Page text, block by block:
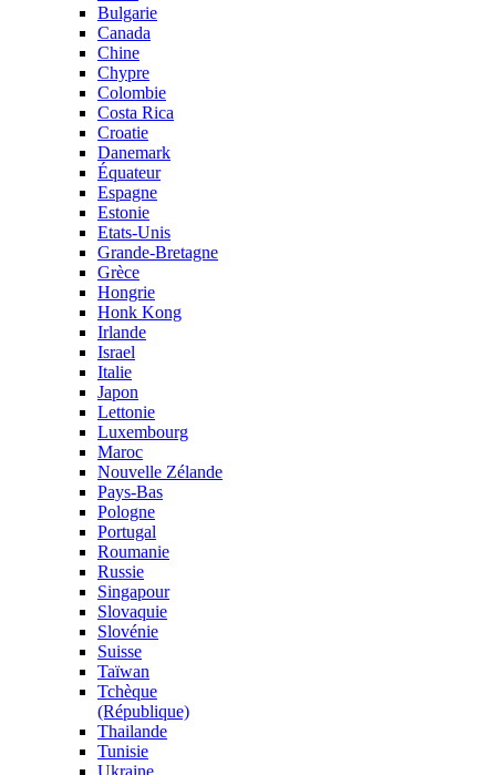
Bulgarie
Canada
Chine
Chypre
Colombie
Costa Rica
Croatie
Danemark
Équateur
Espagne
Estonie
Etats-Unis
Grande-Bretagne
Grèce
Hongrie
Honk Kong
Irlande
Israel
Italie
Japon
Lettonie
Luxembourg
Maroc
Nouvelle Zélande
Pays-Bas
Pologne
Portugal
Roumanie
Russie
Singapour
Slovaquie
Slovénie
Suisse
Taïwan
Tchèque
(République)
Thailande
Tunisie
Ukraine